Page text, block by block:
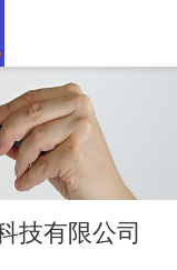
技有限公司